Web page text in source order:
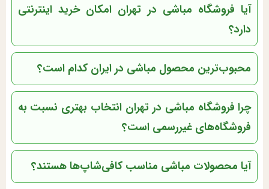
آیا فروشگاه مباشی در تهران امکان خرید اینترنتی
دارد؟
محبوب‌ترین محصول مباشی در ایران کدام است؟
چرا فروشگاه مباشی در تهران انتخاب بهتری نسبت به
فروشگاه‌های غیررسمی است؟
آیا محصولات مباشی مناسب کافی‌شاپ‌ها هستند؟